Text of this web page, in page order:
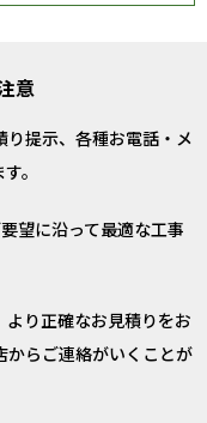
意
提示、各種お電話・メ
。
望に沿って最適な工事
り正確なお見積りをお
からご連絡がいくことが